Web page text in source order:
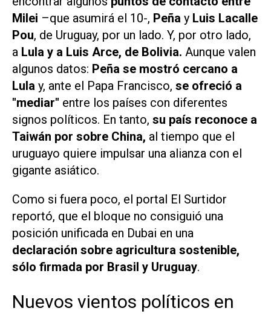
Milei –que asumirá el 10-, Peña y Luis Lacalle
Pou, de Uruguay, por un lado. Y, por otro lado,
a Lula y a Luis Arce, de Bolivia. Aunque valen
algunos datos: Peña se mostró cercano a
Lula y, ante el Papa Francisco, se ofreció a
"mediar" entre los países con diferentes
signos políticos. En tanto, su país reconoce a
Taiwán por sobre China, al tiempo que el
uruguayo quiere impulsar una alianza con el
gigante asiático.
Como si fuera poco, el portal El Surtidor
reportó, que el bloque no consiguió una
posición unificada en Dubai en una
declaración sobre agricultura sostenible,
sólo firmada por Brasil y Uruguay.
Nuevos vientos políticos en